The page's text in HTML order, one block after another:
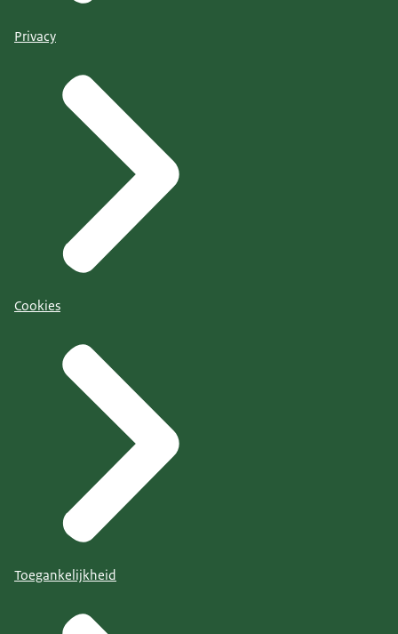
Privacy
Cookies
Toegankelijkheid